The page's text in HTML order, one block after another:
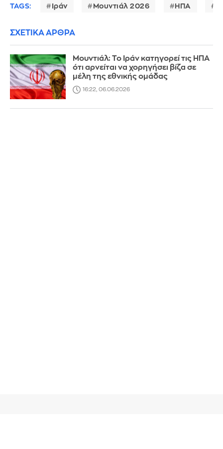
TAGS: Ιράν Μουντιάλ 2026 ΗΠΑ
ΣΧΕΤΙΚΑ ΑΡΘΡΑ
Μουντιάλ: Το Ιράν κατηγορεί τις ΗΠΑ
ότι αρνείται να χορηγήσει βίζα σε
μέλη της εθνικής ομάδας
16:22, 06.06.2026